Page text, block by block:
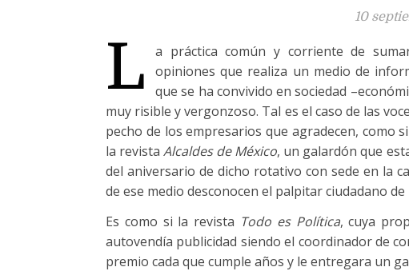
10
L
a práctica común y corriente de
opiniones que realiza un medio de
que se ha convivido en sociedad
muy risible y vergonzoso. Tal es el caso de las
pecho de los empresarios que agradecen, como
la revistaAlcaldes de México, un galardón que
del aniversario de dicho rotativo con sede en la
de ese medio desconocen el palpitar ciudadano
Es como si la revista Todo es Política, cuya
autovendía publicidad siendo el coordinador de
premio cada que cumple años y le entregara un